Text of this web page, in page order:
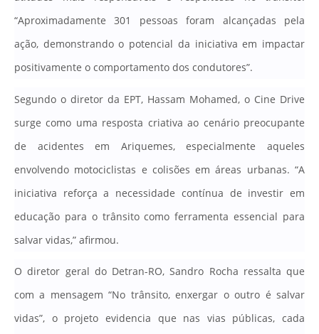
“Aproximadamente 301 pessoas foram alcançadas pela
ação, demonstrando o potencial da iniciativa em impactar
positivamente o comportamento dos condutores”.
Segundo o diretor da EPT, Hassam Mohamed, o Cine Drive
surge como uma resposta criativa ao cenário preocupante
de acidentes em Ariquemes, especialmente aqueles
envolvendo motociclistas e colisões em áreas urbanas. “A
iniciativa reforça a necessidade contínua de investir em
educação para o trânsito como ferramenta essencial para
salvar vidas,” afirmou.
O diretor geral do Detran-RO, Sandro Rocha ressalta que
com a mensagem “No trânsito, enxergar o outro é salvar
vidas”, o projeto evidencia que nas vias públicas, cada